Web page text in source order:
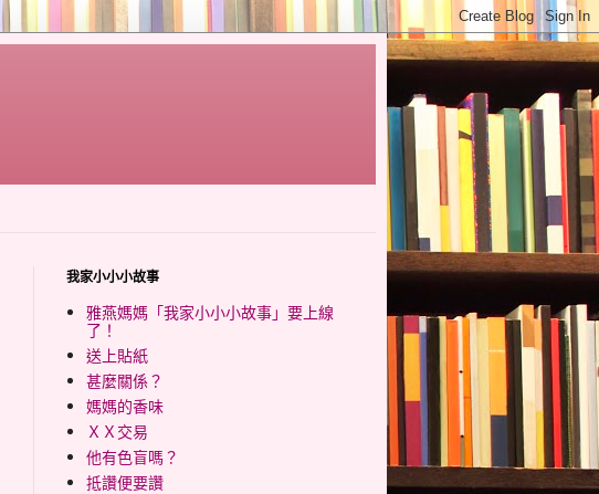
我家小小小故事
雅燕媽媽「我家小小小故事」要上線
了！
送上貼紙
甚麼關係？
媽媽的香味
ＸＸ交易
他有色盲嗎？
抵讚便要讚